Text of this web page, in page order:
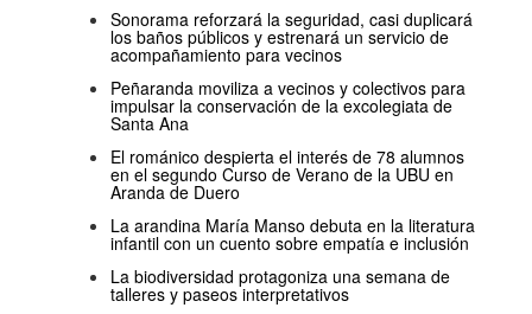
Sonorama reforzará la seguridad, casi duplicará
los baños públicos y estrenará un servicio de
acompañamiento para vecinos
Peñaranda moviliza a vecinos y colectivos para
impulsar la conservación de la excolegiata de
Santa Ana
El románico despierta el interés de 78 alumnos
en el segundo Curso de Verano de la UBU en
Aranda de Duero
La arandina María Manso debuta en la literatura
infantil con un cuento sobre empatía e inclusión
La biodiversidad protagoniza una semana de
talleres y paseos interpretativos